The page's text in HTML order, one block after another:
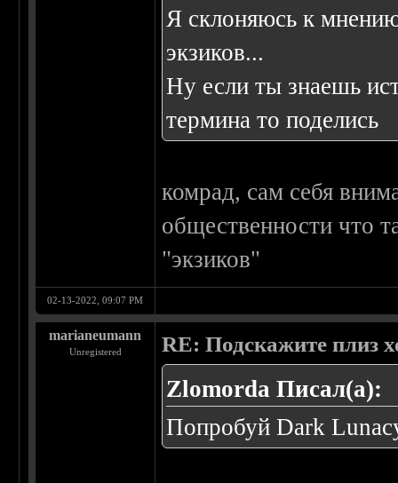
Я склоняюсь к
экзиков...
Ну если ты знаешь
термина то поделись
комрад, сам себя
общественности что
"экзиков"
02-13-2022, 09:07 PM
marianeumann
Unregistered RE: Подскажите плиз
Zlomorda Писал(а):
Попробуй Dark